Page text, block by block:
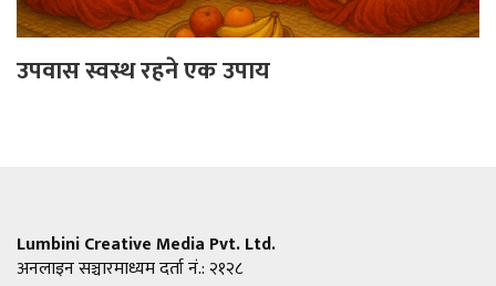
उपवास स्वस्थ रहने एक उपाय
Lumbini Creative Media Pvt. Ltd.
अनलाइन सञ्चारमाध्यम दर्ता नं.: २१२८